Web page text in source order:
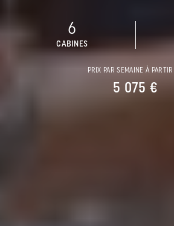
6
CABINES
PRIX PAR SEMAINE À PARTIR
5 075 €